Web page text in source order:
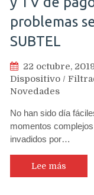
problemas
SUBTEL
22 octubre,
Dispositivo /
Novedades
No han sido día
momentos
invadidos por…
Lee más